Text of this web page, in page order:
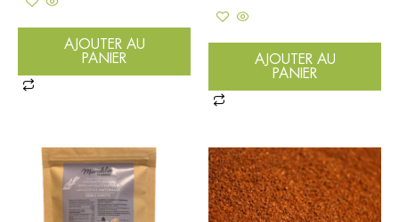
AJOUTER AU
PANIER
AJOUTER AU
PANIER